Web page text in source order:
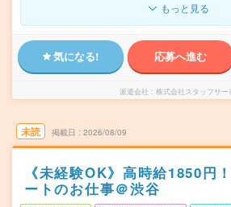
もっと見る
気になる! 応募へ進む
派遣会社 株式会社スタッフサー
未読 掲載日 2026/08/09
《未経験OK》高時給1850円
ートのお仕事＠渋谷